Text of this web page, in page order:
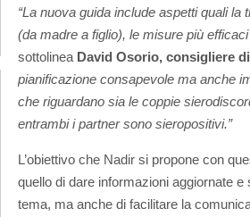
“La nuova guida include aspetti quali
(da madre a figlio), le misure più efficaci
sottolinea David Osorio, consigliere
pianificazione consapevole ma anche
che riguardano sia le coppie
entrambi i partner sono sieropositivi.”
L’obiettivo che Nadir si propone con
quello di dare informazioni aggiornate
tema, ma anche di facilitare la